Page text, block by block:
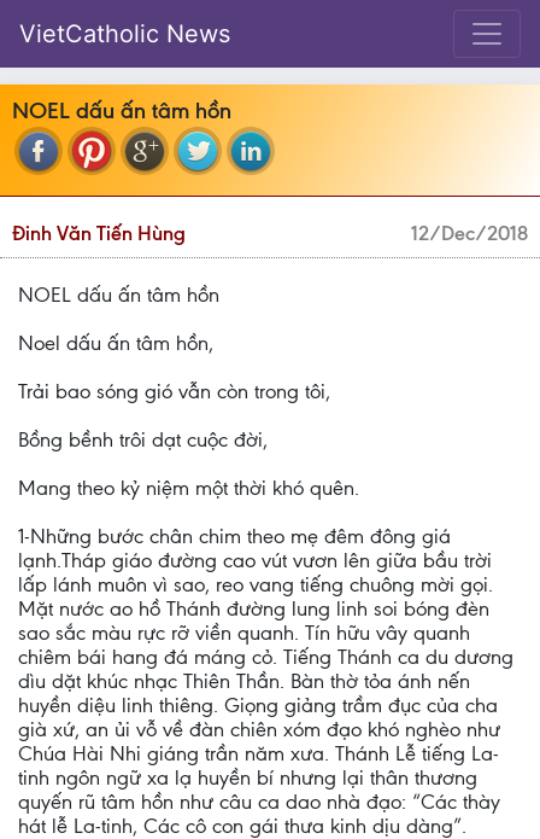
VietCatholic News
NOEL dấu ấn tâm hồn
Đinh Văn Tiến Hùng 12/Dec/2018
NOEL dấu ấn tâm hồn
Noel dấu ấn tâm hồn,
Trải bao sóng gió vẫn còn trong tôi,
Bồng bềnh trôi dạt cuộc đời,
Mang theo kỷ niệm một thời khó quên.
1-Những bước chân chim theo mẹ đêm đông giá
lạnh.Tháp giáo đường cao vút vươn lên giữa bầu trời
lấp lánh muôn vì sao, reo vang tiếng chuông mời gọi.
Mặt nước ao hồ Thánh đường lung linh soi bóng đèn
sao sắc màu rực rỡ viền quanh. Tín hữu vây quanh
chiêm bái hang đá máng cỏ. Tiếng Thánh ca du dương
dìu dặt khúc nhạc Thiên Thần. Bàn thờ tỏa ánh nến
huyền diệu linh thiêng. Giọng giảng trầm đục của cha
già xứ, an ủi vỗ về đàn chiên xóm đạo khó nghèo như
Chúa Hài Nhi giáng trần năm xưa. Thánh Lễ tiếng La-
tinh ngôn ngữ xa lạ huyền bí nhưng lại thân thương
quyến rũ tâm hồn như câu ca dao nhà đạo: “Các thày
hát lễ La-tinh, Các cô con gái thưa kinh dịu dàng”.